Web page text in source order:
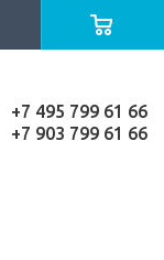
+7 495 799 61 66
+7 903 799 61 66